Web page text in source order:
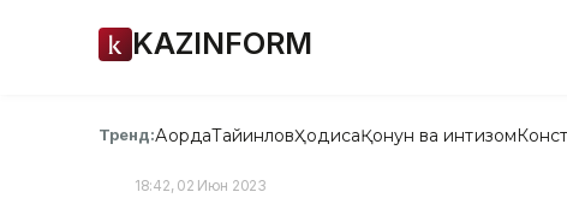
KAZINFORM
Тренд:АқордаТайинловҲодисаҚонун ва интизом
18:42, 02 Июн 2023